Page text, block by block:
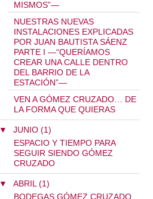
LA RECETA Y
MISMOS”—
NUESTRAS NUEVAS
INSTALACIONES EXPLICADAS
POR JUAN BAUTISTA SÁENZ
PARTE I —“QUERÍAMOS
CREAR UNA CALLE DENTRO
DEL BARRIO DE LA
ESTACIÓN”—
VEN A GÓMEZ CRUZADO… DE
LA FORMA QUE QUIERAS
▼ JUNIO (1)
ESPACIO Y TIEMPO PARA
SEGUIR SIENDO GÓMEZ
CRUZADO
▼ ABRIL (1)
BODEGAS GÓMEZ CRUZADO,